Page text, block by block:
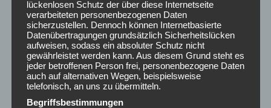
Juli 2025
Juni 2025
Mai 2025
April 2025
März 2025
Februar 2025
Januar 2025
lückenlosen Schutz der über diese Internetseite
verarbeiteten personenbezogenen Daten
sicherzustellen. Dennoch können Internetbasierte
Datenübertragungen grundsätzlich Sicherheitslücken
aufweisen, sodass ein absoluter Schutz nicht
gewährleistet werden kann. Aus diesem Grund steht es
jeder betroffenen Person frei, personenbezogene Daten
auch auf alternativen Wegen, beispielsweise
telefonisch, an uns zu übermitteln.
Begriffsbestimmungen